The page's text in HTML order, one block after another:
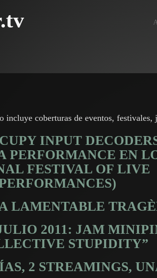
incluye coberturas de eventos,
INPUT
PERFORMANCE EN
FESTIVAL OF LIVE
LAMENTABLE
2011: JAM
STUPIDITY”
2 STREAMINGS,